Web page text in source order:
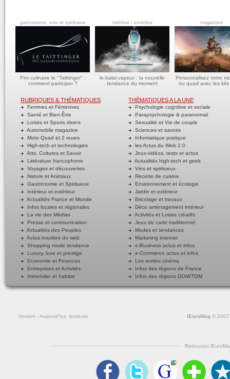
gastronomie, vins et spiritueux
Prix culinaire le "Taittinger" :
comment participer ?
intérieur / extérieur
le balai vapeur : la nouvelle
tendance du moment
magazines
Personnalisez votre
ou quad avec les
RUBRIQUES & THÉMATIQUES
Femmes et Féminines
Santé et Bien-Être
Loisirs et Sports divers
Automobile magazine
Moto Quad et 2 roues
High-tech et technologies
Arts, Cultures et Savoir
Littérature francophone
Voyages et découvertes
Nature et Animaux
Gastronomie et Spiritueux
Intérieur et extérieur
Actualités France et Monde
Infos locales et régionales
La vie des Médias
Presse et communication
Actualités des Peoples
Actus insolites du web
Shopping mode tendance
Luxury, luxe et prestige
Economie et Finances
Entreprises et Activités
Immobilier et habitat
THÉMATIQUES A LA UNE
Psychologie cognitive et sociale
Parapsychologie & paranormal
Sexualité et Vie de couple
Sciences et savoirs
Informatique pratique
les Actus du Web 2.0
Jeux-vidéos, tests et actus
Actualités high-tech et geek
Vins et spiritueux
Recette de cuisine
Environnement et écologie
Jardin et extérieur
Bricolage et travaux
Déco aménagement intérieur
Activités et Loisirs créatifs
Jeux de carte traditionnel
Modes et tendances
Marketing internet
e-Business actus et infos
e-Commerce actus et infos
Les sorties cinéma
Infos des régions de France
Infos des régions DOM/TOM
Version- Aujourd'hui lecteurs lEuroMag ©
Retrouvez